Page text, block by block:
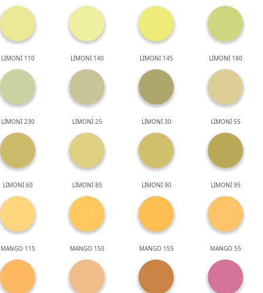
LİMONİ 110 LİMONİ 140 LİMONİ 145 LİMONİ 180
LİMONİ 230 LİMONİ 25 LİMONİ 30 LİMONİ 55
LİMONİ 60 LİMONİ 85 LİMONİ 90 LİMONİ 95
MANGO 115 MANGO 150 MANGO 155 MANGO 55